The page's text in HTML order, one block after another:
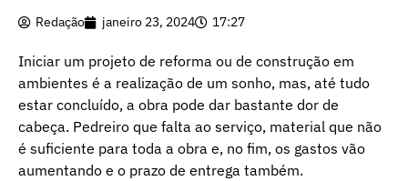
Redação janeiro 23, 2024 17:27
Iniciar um projeto de reforma ou de construção em
ambientes é a realização de um sonho, mas, até tudo
estar concluído, a obra pode dar bastante dor de
cabeça. Pedreiro que falta ao serviço, material que não
é suficiente para toda a obra e, no fim, os gastos vão
aumentando e o prazo de entrega também.